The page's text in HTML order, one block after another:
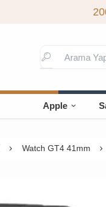
Apple
Watch GT4 41mm